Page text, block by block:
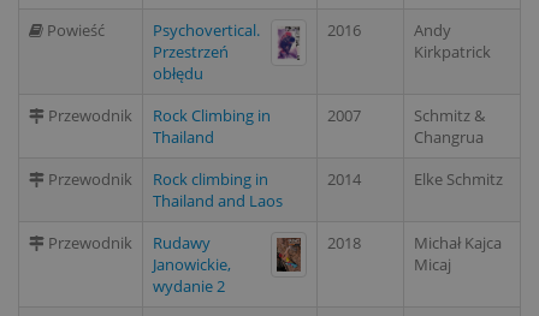
Powieść
Psychovertical.
Przestrzeń
obłędu
2016
Andy
Kirkpatrick
Przewodnik
Rock Climbing in
Thailand
2007
Schmitz &
Changrua
Przewodnik
Rock climbing in
Thailand and Laos
2014 Elke Schmitz
Przewodnik
Rudawy
Janowickie,
wydanie 2
2018
Michał Kajca
Micaj